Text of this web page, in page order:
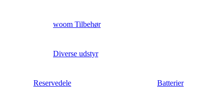
woom Tilbehør
Diverse udstyr
Reservedele Batterier